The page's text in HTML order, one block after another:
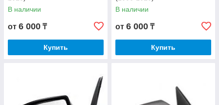
В наличии
от 6 000 ₸
Купить
В наличии
от 6 000 ₸
Купить